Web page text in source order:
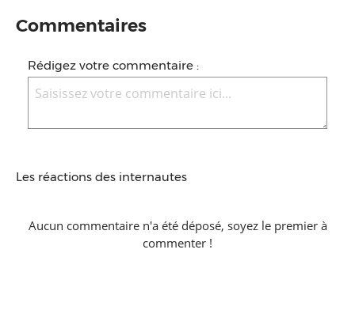
Commentaires
Rédigez votre commentaire :
Les réactions des internautes
Aucun commentaire n'a été déposé, soyez le premier à
commenter !